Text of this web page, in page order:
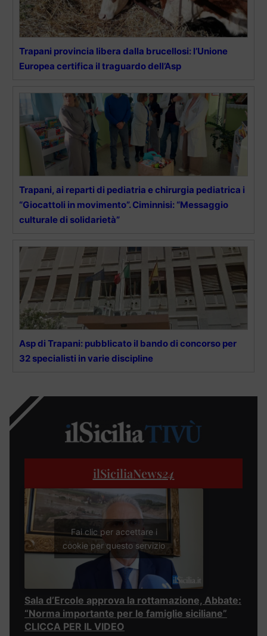
Trapani provincia libera dalla brucellosi: l’Unione
Europea certifica il traguardo dell’Asp
Trapani, ai reparti di pediatria e chirurgia pediatrica i
“Giocattoli in movimento”. Ciminnisi: “Messaggio
culturale di solidarietà”
Asp di Trapani: pubblicato il bando di concorso per
32 specialisti in varie discipline
ilSiciliaNews24
Fai clic per accettare i
cookie per questo servizio
Sala d’Ercole approva la rottamazione, Abbate:
“Norma importante per le famiglie siciliane”
CLICCA PER IL VIDEO